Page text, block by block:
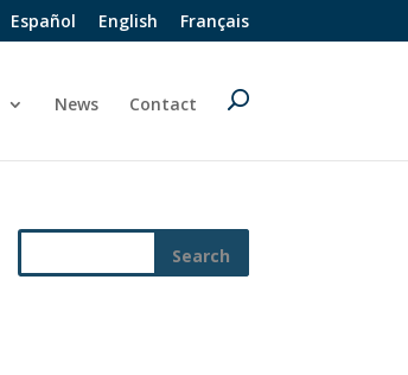
Español English Français
News Contact